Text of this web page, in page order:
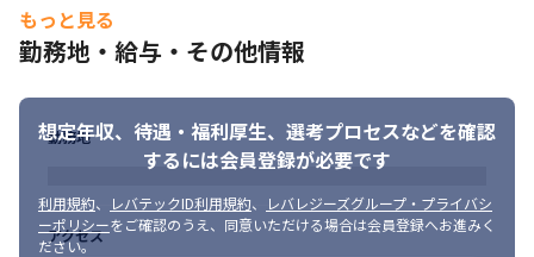
もっと見る
勤務地・給与・その他情報
想定年収、待遇・福利厚生、 選考プロセスなどを確認
するには会員登録が必要です
利用規約、 レバテックID利用規約、
レバレジーズグループ・プライバシ
ーポリシーをご確認のうえ、同意いただける場合は会員登録へお進みく
ださい。
勤務地
アクセス